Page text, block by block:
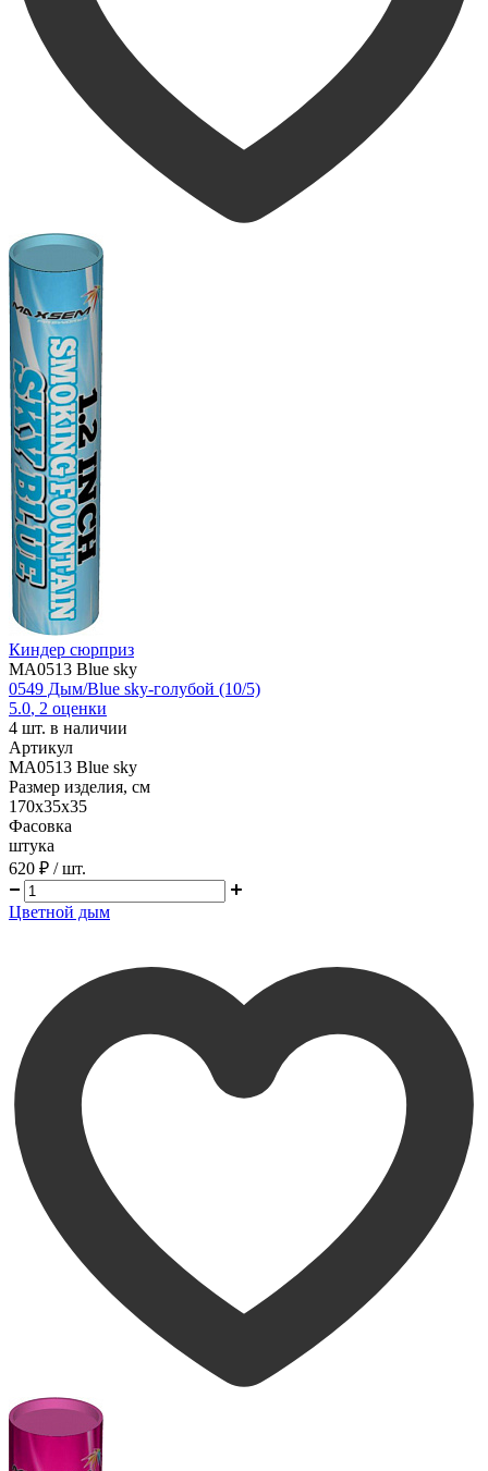
Киндер сюрприз
MA0513 Blue sky
0549 Дым/Blue sky-голубой (10/5)
5.0, 2 оценки
4 шт. в наличии
Артикул
MA0513 Blue sky
Размер изделия, см
170х35х35
Фасовка
штука
620 ₽ / шт.
Цветной дым